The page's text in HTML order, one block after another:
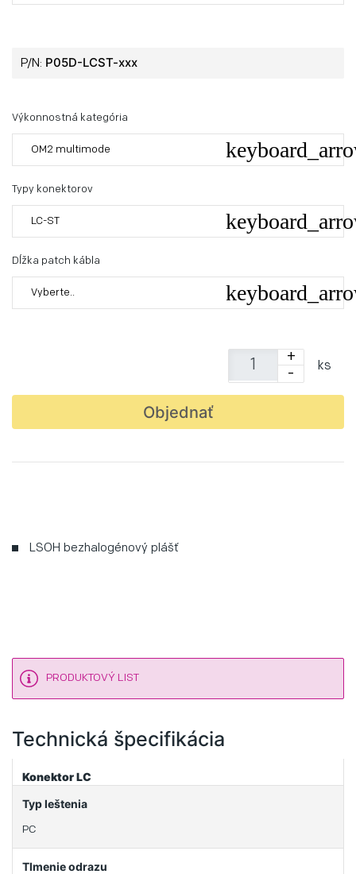
P/N: P05D-LCST-xxx
Výkonnostná kategória
OM2 multimode
Typy konektorov
LC-ST
Dĺžka patch kábla
Vyberte..
+
-
ks
Objednať
LSOH bezhalogénový plášť
PRODUKTOVÝ LIST
Technická špecifikácia
Konektor LC
Typ leštenia
PC
Tlmenie odrazu